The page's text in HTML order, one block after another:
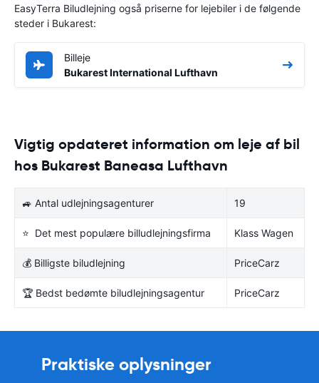
EasyTerra Biludlejning også priserne for lejebiler i de følgende
steder i Bukarest:
Billeje
Bukarest International Lufthavn
Vigtig opdateret information om leje af bil
hos Bukarest Baneasa Lufthavn
🚙 Antal udlejningsagenturer 19
⭐ Det mest populære billudlejningsfirma Klass Wagen
💰 Billigste biludlejning PriceCarz
🏆 Bedst bedømte biludlejningsagentur PriceCarz
Praktiske oplysninger